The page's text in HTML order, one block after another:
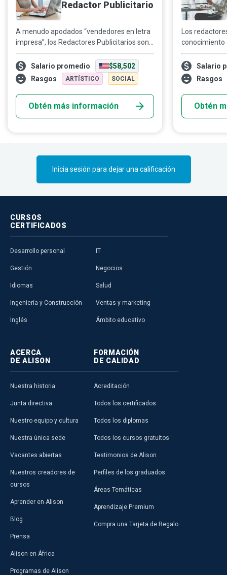
Redactor Publicitario
A menudo apodados “vendedores en letra
impresa”, los Redactores Publicitarios son
la mente creativa y las manos tras los
textos en material promocional a través de
diversos canales de medios. Con un
conjunto de habilidades múltiples,
producen contenido atractivo que
comercializa ideas, productos y servicios
para ayudar a las empresas a alcanzar sus
Salario promedio
$58,502
Rasgos
ARTÍSTICO SOCIAL
Obtén más información
Los
conocimiento
forma en que
según el
claro y
experiencias
Salario
Rasgos
Obtén
Inicia sesión para dejar una calificación
CURSOS
CERTIFICADOS
Desarrollo personal
Gestión
Idiomas
Ingeniería y Construcción
Inglés
IT
Negocios
Salud
Ventas y marketing
Ámbito educativo
ACERCA
DE ALISON
Nuestra historia
Junta directiva
Nuestro equipo y cultura
Nuestra única sede
Vacantes abiertas
Nuestros creadores de
cursos
Aprender en Alison
Blog
Prensa
Alison en África
Programas de Alison
FORMACIÓN
DE CALIDAD
Acreditación
Todos los certificados
Todos los diplomas
Todos los cursos gratuitos
Testimonios de Alison
Perfiles de los graduados
Áreas Temáticas
Aprendizaje Premium
Compra una Tarjeta de Regalo